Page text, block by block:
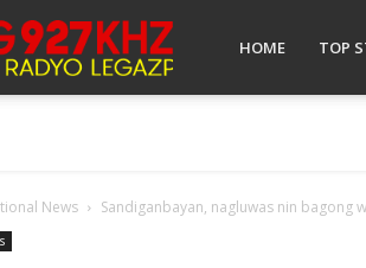
Bombo HOME TOP
News Sandiganbayan, nagluwas nin